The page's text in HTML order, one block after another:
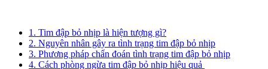
1. Tim đập bỏ nhịp là hiện tượng gì?
2. Nguyên nhân gây ra tình trạng tim đập bỏ nhịp
3. Phương pháp chẩn đoán tình trạng tim đập bỏ nhịp
4. Cách phòng ngừa tim đập bỏ nhịp hiệu quả